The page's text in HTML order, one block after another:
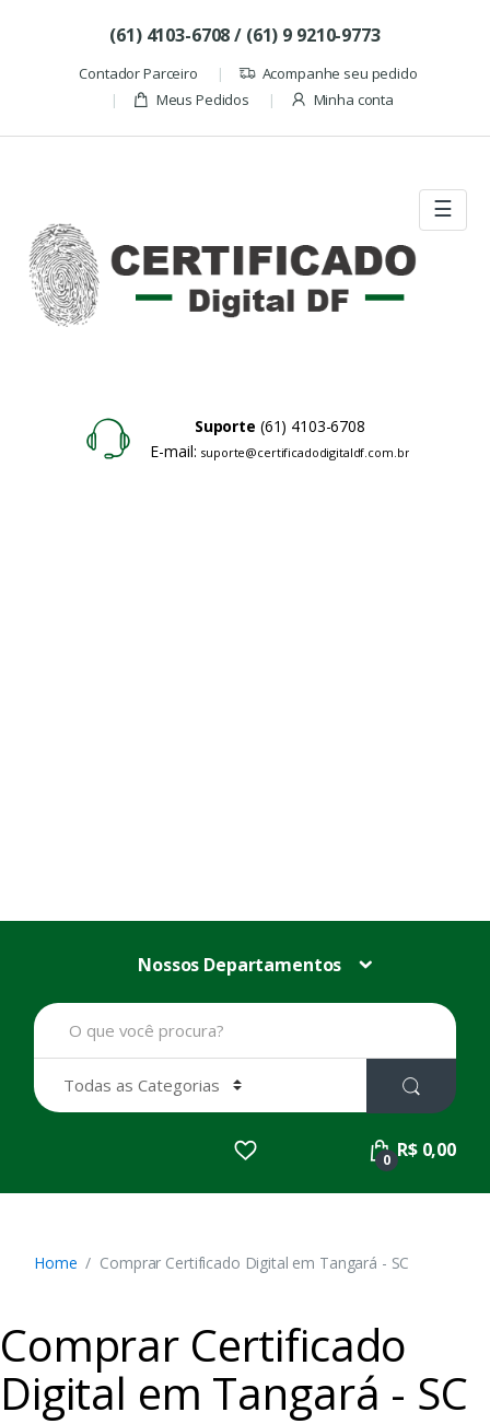
(61) 4103-6708 / (61) 9 9210-9773
Contador Parceiro
Acompanhe seu pedido
Meus Pedidos
Minha conta
☰
Suporte (61) 4103-6708
E-mail: suporte@certificadodigitaldf.com.br
Nossos Departamentos
B
u
a
r
:
0 R$ 0,00
Home Comprar Certificado Digital em Tangará - SC
Comprar Certificado
Digital em Tangará - SC